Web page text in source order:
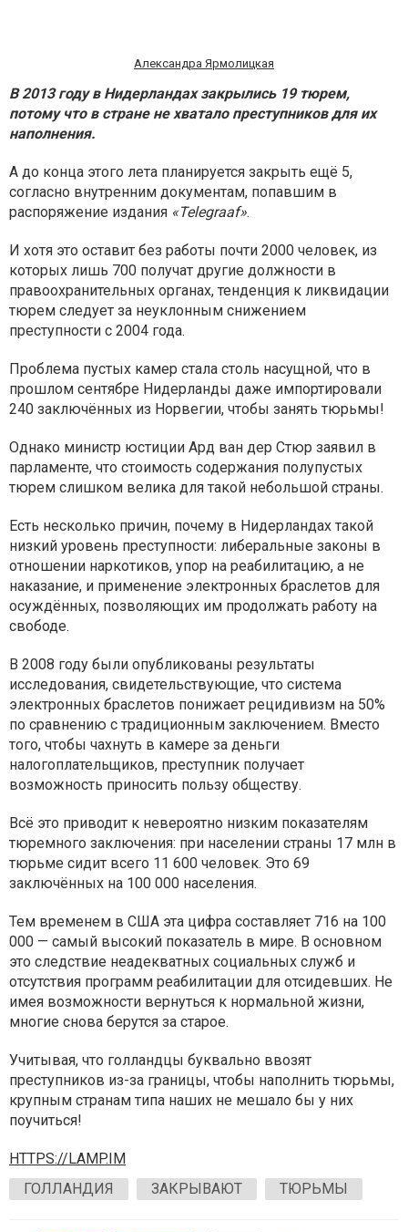
Александра Ярмолицкая
В 2013 году в Нидерландах закрылись 19 тюрем,
потому что в стране не хватало преступников для их
наполнения.
А до конца этого лета планируется закрыть ещё 5,
согласно внутренним документам, попавшим в
распоряжение издания «Telegraaf».
И хотя это оставит без работы почти 2000 человек, из
которых лишь 700 получат другие должности в
правоохранительных органах, тенденция к ликвидации
тюрем следует за неуклонным снижением
преступности с 2004 года.
Проблема пустых камер стала столь насущной, что в
прошлом сентябре Нидерланды даже импортировали
240 заключённых из Норвегии, чтобы занять тюрьмы!
Однако министр юстиции Ард ван дер Стюр заявил в
парламенте, что стоимость содержания полупустых
тюрем слишком велика для такой небольшой страны.
Есть несколько причин, почему в Нидерландах такой
низкий уровень преступности: либеральные законы в
отношении наркотиков, упор на реабилитацию, а не
наказание, и применение электронных браслетов для
осуждённых, позволяющих им продолжать работу на
свободе.
В 2008 году были опубликованы результаты
исследования, свидетельствующие, что система
электронных браслетов понижает рецидивизм на 50%
по сравнению с традиционным заключением. Вместо
того, чтобы чахнуть в камере за деньги
налогоплательщиков, преступник получает
возможность приносить пользу обществу.
Всё это приводит к невероятно низким показателям
тюремного заключения: при населении страны 17 млн в
тюрьме сидит всего 11 600 человек. Это 69
заключённых на 100 000 населения.
Тем временем в США эта цифра составляет 716 на 100
000 — самый высокий показатель в мире. В основном
это следствие неадекватных социальных служб и
отсутствия программ реабилитации для отсидевших. Не
имея возможности вернуться к нормальной жизни,
многие снова берутся за старое.
Учитывая, что голландцы буквально ввозят
преступников из-за границы, чтобы наполнить тюрьмы,
крупным странам типа наших не мешало бы у них
поучиться!
HTTPS://LAMP.IM
ГОЛЛАНДИЯ
ЗАКРЫВАЮТ ТЮРЬМЫ